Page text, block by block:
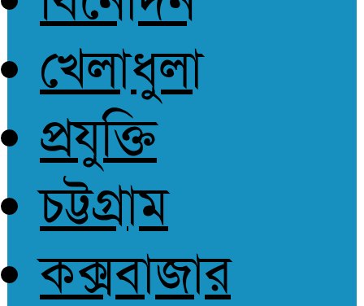
খেলাধুলা
প্রযুক্তি
চট্টগ্রাম
কক্সবাজার